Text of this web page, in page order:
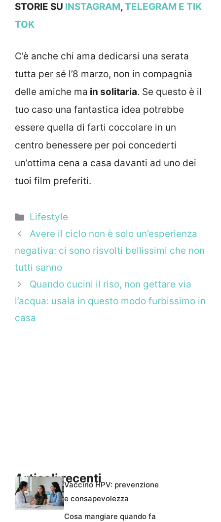
STORIE SU INSTAGRAM,TELEGRAM E TIK
TOK
C’è anche chi ama dedicarsi una serata
tutta per sé l’8 marzo, non in compagnia
delle amiche ma in solitaria. Se questo è il
tuo caso una fantastica idea potrebbe
essere quella di farti coccolare in un
centro benessere per poi concederti
un’ottima cena a casa davanti ad uno dei
tuoi film preferiti.
Categorie
Lifestyle
Avere il ciclo non è solo un’esperienza
negativa: ci sono risvolti bellissimi che non
tutti sanno
Quando cucini il riso, non gettare via
l’acqua: usala in questo modo furbissimo in
casa
Articoli recentiVaccino HPV: prevenzione
e consapevolezza
Cosa mangiare quando fa